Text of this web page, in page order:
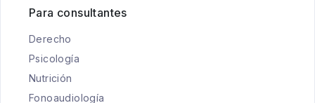
Para consultantes
Derecho
Psicología
Nutrición
Fonoaudiología